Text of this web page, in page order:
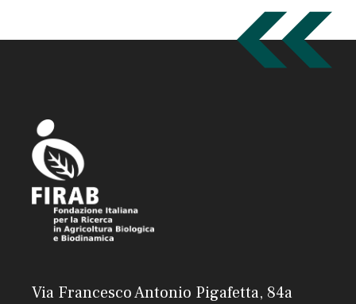
Via Francesco Antonio Pigafetta, 84a